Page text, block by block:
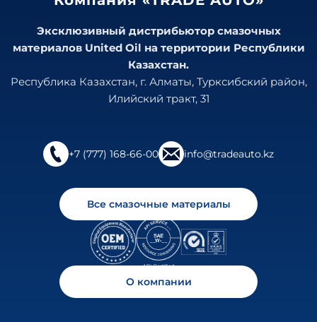
Эксклюзивный дистрибьютор смазочных
материалов United Oil на территории Республики
Казахстан.
Республика Казахстан, г. Алматы, Турксибский район,
Илийский тракт, 31
+7 (777) 168-66-00 info@tradeauto.kz
Все смазочные материалы
О компании